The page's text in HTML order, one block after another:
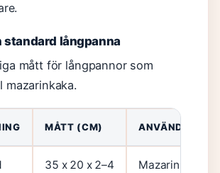
standard långpanna
mått för långpannor som
mazarinkaka.
MÅTT (CM) ANVÄNDNING
35 x 20 x 2–4 Mazarinkaka,